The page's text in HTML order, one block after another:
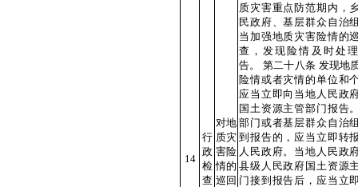
14
行
政
检
查
对地
质灾
害险
情的
巡回
质灾害重点防范期内，
民政府、基层群众自治
当加强地质灾害险情的
查，发现险情及时处
告。 第二十八条 发现地
险情或者灾情的单位和
应当立即向当地人民政
国土资源主管部门报告
部门或者基层群众自治
到报告的，应当立即转
人民政府。当地人民政
县级人民政府国土资源
门接到报告后，应当立